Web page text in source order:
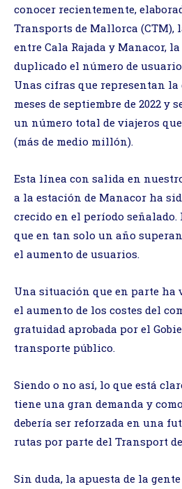
conocer recientemente,
Transports de Mallorca (CTM),
entre Cala Rajada y Manacor, la
duplicado el número de
Unas cifras que representan
meses de septiembre de 2022 y
un número total de viajeros que
(más de medio millón).
Esta línea con salida en
a la estación de Manacor ha
crecido en el período señalado.
que en tan solo un año superan
el aumento de usuarios.
Una situación que en parte ha
el aumento de los costes del
gratuidad aprobada por el
transporte público.
Siendo o no así, lo que está
tiene una gran demanda y
debería ser reforzada en una
rutas por parte del Transport
Sin duda, la apuesta de la